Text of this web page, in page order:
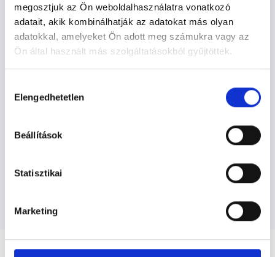
megosztjuk az Ön weboldalhasználatra vonatkozó
adatait, akik kombinálhatják az adatokat más olyan
adatokkal, amelyeket Ön adott meg számukra vagy az
Ön által használt más szolgáltatásokból gyűjtöttek.
szabályzat:https://foglaljorvost.hu/info/foglaljorvost-
kiválasztása
Elengedhetetlen
Beállítások
Statisztikai
Marketing
Kozmetológus Debrecen -
Kozmetológia
Kozmetológia TERÜLETHEZ KAPCSOLÓDÓ
SZAKTERÜLETEK
Szolgáltatások
Budapesti és vidéki kozmetológus orvosok